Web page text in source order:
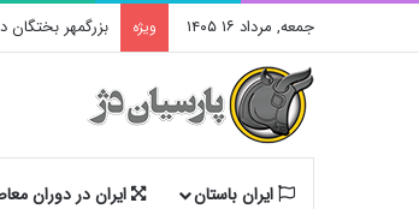
جمعه, مرداد ۱۶ ۱۴۰۵ ویژه بزرگمهر بختگان
ایران باستان ایران در دوران